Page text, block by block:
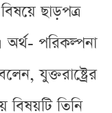
ছাড়পত্র
অর্থ- পরিকল্পনা
যুক্তরাষ্ট্রের
তিনি